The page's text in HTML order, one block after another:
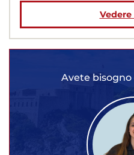
Vedere
Avete bisogno